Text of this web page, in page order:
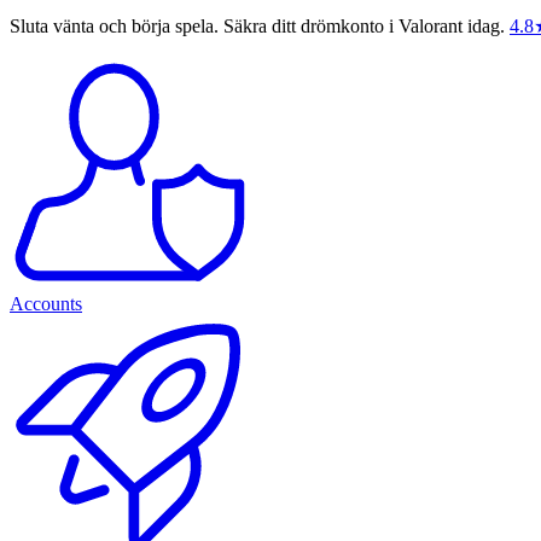
Sluta vänta och börja spela. Säkra ditt drömkonto i Valorant idag. 4.8
Accounts